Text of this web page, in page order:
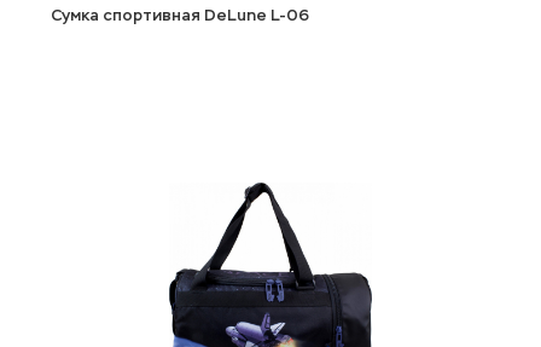
Сумка спортивная DeLune L-06